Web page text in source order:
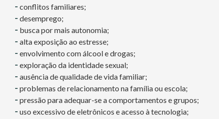
- conflitos familiares;
- desemprego;
- busca por mais autonomia;
- alta exposição ao estresse;
- envolvimento com álcool e drogas;
- exploração da identidade sexual;
- ausência de qualidade de vida familiar;
- problemas de relacionamento na família ou escola;
- pressão para adequar-se a comportamentos e grupos;
- uso excessivo de eletrônicos e acesso à tecnologia;